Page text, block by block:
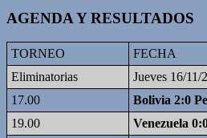
AGENDA Y RESULTADOS
TORNEO
FECHA
Eliminatorias
Jueves 16/11/
17.00
Bolivia 2:0
19.00
Venezuela